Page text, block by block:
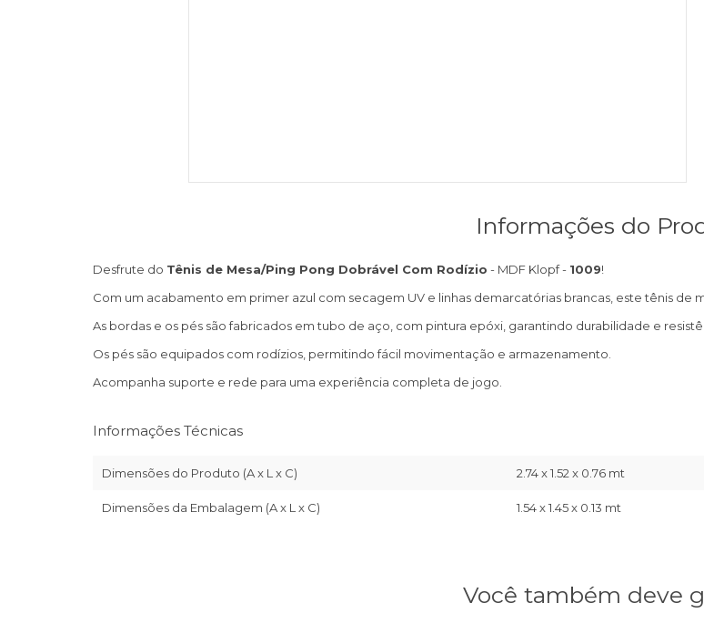
Informações do
Desfrute do Tênis de Mesa/Ping Pong Dobrável Com Rodízio - MDF Klopf - 1009!
Com um acabamento em primer azul com secagem UV e linhas demarcatórias brancas, este tênis de
As bordas e os pés são fabricados em tubo de aço, com pintura epóxi, garantindo durabilidade e
Os pés são equipados com rodízios, permitindo fácil movimentação e armazenamento.
Acompanha suporte e rede para uma experiência completa de jogo.
Informações Técnicas
Dimensões do Produto (A x L x C) 2.74 x 1.52 x 0.76 mt
Dimensões da Embalagem (A x L x C) 1.54 x 1.45 x 0.13 mt
Você também deve